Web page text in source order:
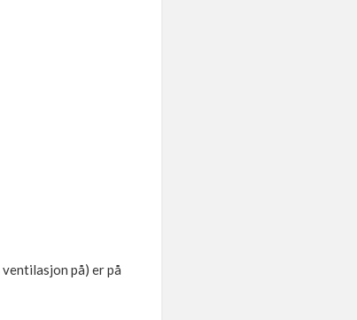
på) er på